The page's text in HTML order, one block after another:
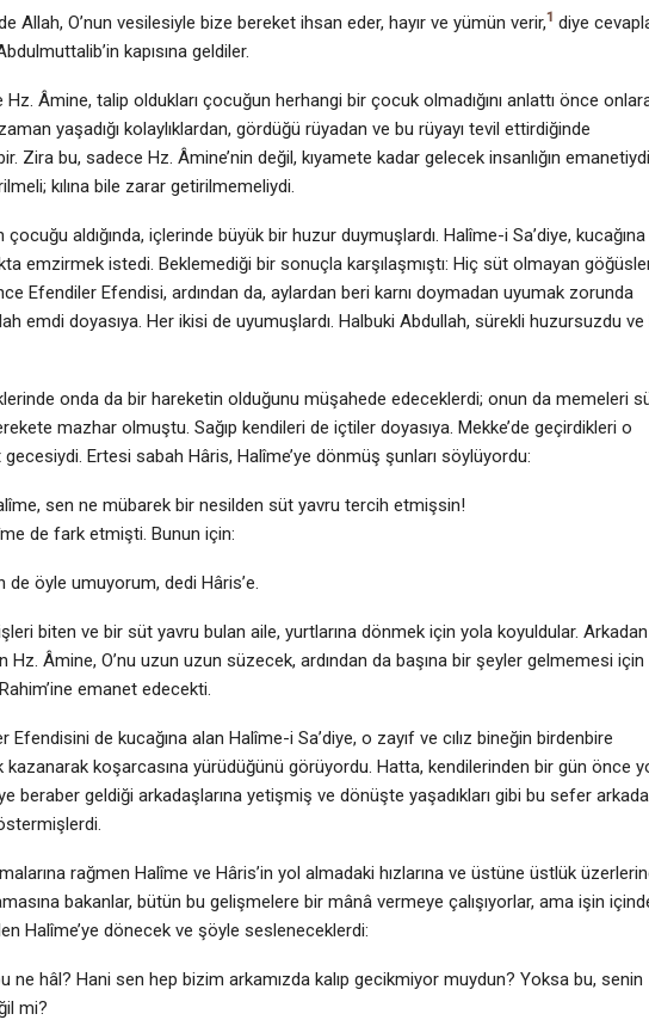
Allah, O’nun vesilesiyle bize bereket ihsan eder, hayır ve yümün verir,1 diye
kapısına geldiler.
Âmine, talip oldukları çocuğun herhangi bir çocuk olmadığını anlattı önce
yaşadığı kolaylıklardan, gördüğü rüyadan ve bu rüyayı tevil ettirdiğinde
Zira bu, sadece Hz. Âmine’nin değil, kıyamete kadar gelecek insanlığın
kılına bile zarar getirilmemeliydi.
aldığında, içlerinde büyük bir huzur duymuşlardı. Halîme-i Sa’diye, kucağına
emzirmek istedi. Beklemediği bir sonuçla karşılaşmıştı: Hiç süt olmayan
Efendiler Efendisi, ardından da, aylardan beri karnı doymadan uyumak zorunda
emdi doyasıya. Her ikisi de uyumuşlardı. Halbuki Abdullah, sürekli huzursuzdu ve
onda da bir hareketin olduğunu müşahede edeceklerdi; onun da memeleri
mazhar olmuştu. Sağıp kendileri de içtiler doyasıya. Mekke’de geçirdikleri o
gecesiydi. Ertesi sabah Hâris, Halîme’ye dönmüş şunları söylüyordu:
sen ne mübarek bir nesilden süt yavru tercih etmişsin!
de fark etmişti. Bunun için:
de öyle umuyorum, dedi Hâris’e.
biten ve bir süt yavru bulan aile, yurtlarına dönmek için yola koyuldular. Arkadan
Âmine, O’nu uzun uzun süzecek, ardından da başına bir şeyler gelmemesi için
emanet edecekti.
de kucağına alan Halîme-i Sa’diye, o zayıf ve cılız bineğin birdenbire
kazanarak koşarcasına yürüdüğünü görüyordu. Hatta, kendilerinden bir gün önce
beraber geldiği arkadaşlarına yetişmiş ve dönüşte yaşadıkları gibi bu sefer arkada
rağmen Halîme ve Hâris’in yol almadaki hızlarına ve üstüne üstlük
bakanlar, bütün bu gelişmelere bir mânâ vermeye çalışıyorlar, ama işin
Halîme’ye dönecek ve şöyle sesleneceklerdi:
ne hâl? Hani sen hep bizim arkamızda kalıp gecikmiyor muydun? Yoksa bu, senin
mi?